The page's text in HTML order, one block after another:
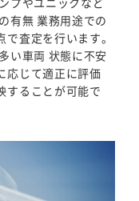
有無 業務用途での
査定を行います。
い車両 状態に不安
応じて適正に評価
することが可能で